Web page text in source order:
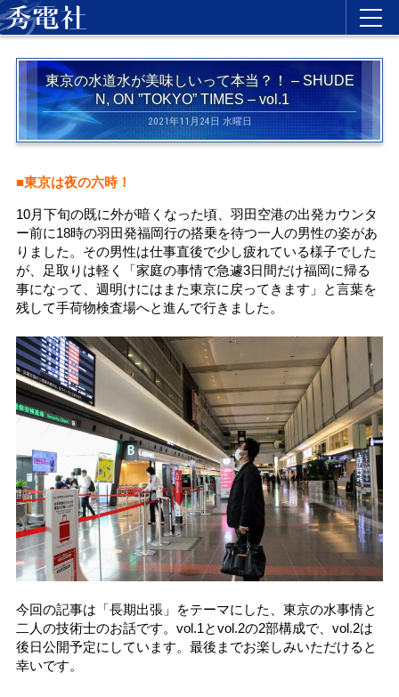
東京の水道水が美味しいって本当？！ – SHUDE
N, ON ”TOKYO” TIMES – vol.1
2021年11月24日 水曜日
■東京は夜の六時！
10月下旬の既に外が暗くなった頃、羽田空港の出発カウンタ
ー前に18時の羽田発福岡行の搭乗を待つ一人の男性の姿があ
りました。その男性は仕事直後で少し疲れている様子でした
が、足取りは軽く「家庭の事情で急遽3日間だけ福岡に帰る
事になって、週明けにはまた東京に戻ってきます」と言葉を
残して手荷物検査場へと進んで行きました。
今回の記事は「長期出張」をテーマにした、東京の水事情と
二人の技術士のお話です。vol.1とvol.2の2部構成で、vol.2は
後日公開予定にしています。最後までお楽しみいただけると
幸いです。